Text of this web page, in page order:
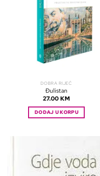
DOBRA RIJEČ
Đulistan
27.00 KM
DODAJ U KORPU